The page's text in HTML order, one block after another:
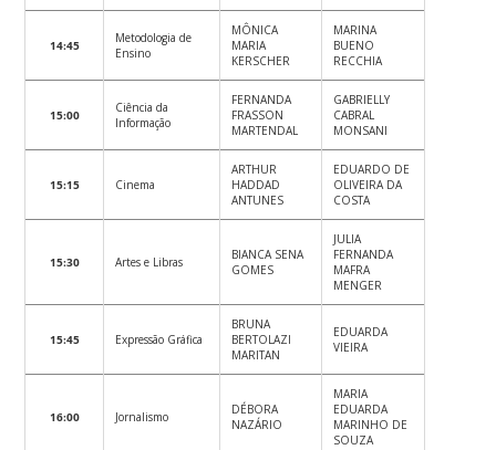
14:45
Metodologia de
Ensino
MÔNICA
MARIA
KERSCHER
MARINA
BUENO
RECCHIA
15:00
Ciência da
Informação
FERNANDA
FRASSON
MARTENDAL
GABRIELLY
CABRAL
MONSANI
15:15 Cinema
ARTHUR
HADDAD
ANTUNES
EDUARDO DE
OLIVEIRA DA
COSTA
15:30 Artes e Libras
BIANCA SENA
GOMES
JULIA
FERNANDA
MAFRA
MENGER
15:45 Expressão Gráfica
BRUNA
BERTOLAZI
MARITAN
EDUARDA
VIEIRA
16:00 Jornalismo
DÉBORA
NAZÁRIO
MARIA
EDUARDA
MARINHO DE
SOUZA